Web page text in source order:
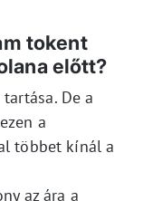
tokent
előtt?
De a
a
többet kínál a
az ára a